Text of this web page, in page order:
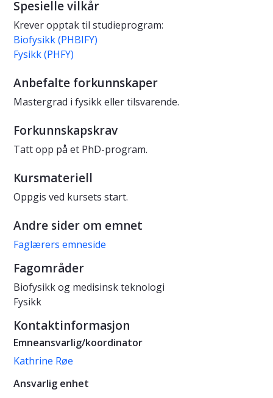
Spesielle vilkår
Krever opptak til studieprogram:
Biofysikk (PHBIFY)
Fysikk (PHFY)
Anbefalte forkunnskaper
Mastergrad i fysikk eller tilsvarende.
Forkunnskapskrav
Tatt opp på et PhD-program.
Kursmateriell
Oppgis ved kursets start.
Andre sider om emnet
Faglærers emneside
Fagområder
Biofysikk og medisinsk teknologi
Fysikk
Kontaktinformasjon
Emneansvarlig/koordinator
Kathrine Røe
Ansvarlig enhet